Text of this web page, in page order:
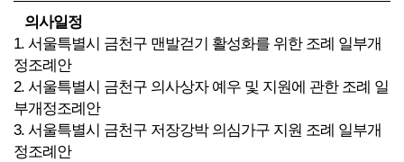
의사일정
1. 서울특별시 금천구 맨발걷기 활성화를 위한 조례 일부개
정조례안
2. 서울특별시 금천구 의사상자 예우 및 지원에 관한 조례 일
부개정조례안
3. 서울특별시 금천구 저장강박 의심가구 지원 조례 일부개
정조례안